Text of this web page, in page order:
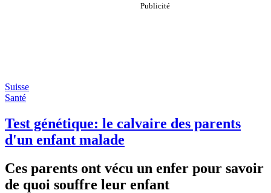
Suisse
Santé
Test génétique: le calvaire des parents
d'un enfant malade
Ces parents ont vécu un enfer pour savoir
de quoi souffre leur enfant